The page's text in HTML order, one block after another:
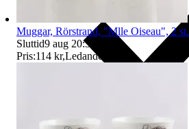
Muggar, Rörstrand, "Mlle Oiseau", 2 st.
Sluttid9 aug 20:33
Pris:114 kr,Ledande bud